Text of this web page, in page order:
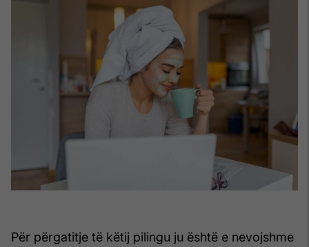
Për përgatitje të këtij pilingu ju është e nevojshme